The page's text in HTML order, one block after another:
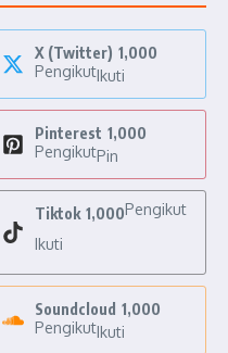
X (Twitter) 1,000
PengikutIkuti
Pinterest 1,000
PengikutPin
Tiktok 1,000Pengikut
Ikuti
Soundcloud 1,000
PengikutIkuti